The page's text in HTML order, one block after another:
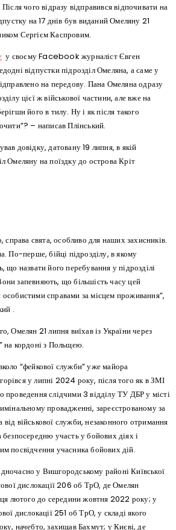
чого відразу відправився відпочивати на
на 17 днів був виданий Омеляну 21
Сергієм Каспровим.
у своєму Facebook журналіст Євген
відпустки підрозділ Омеляна, а саме у
на передову. Пана Омеляна одразу
цієї ж військової частини, але вже на
його в тилу. Ну і як після такого
– написав Плінський.
довідку, датовану 19 липня, в якій
Омеляну на поїздку до острова Кріт
справа свята, особливо для наших захисників.
По-перше, бійці підрозділу, в якому
що назвати його перебування у підрозділі
запевняють, що більшість часу цей
справами за місцем проживання”,
.
Омелян 21 липня виїхав із України через
на кордоні з Польщею.
“фейкової служби” уже майора
у липні 2024 року, після того як в ЗМІ
проведення слідчими 3 відділу ТУ ДБР у місті
провадженні, зареєстрованому за
військової служби, незаконного отримання
безпосередню участь у бойових діях і
посвідчення учасника бойових дій.
у Вишгородському районі Київської
дислокації 206 об ТрО, де Омелян
лютого до середини жовтня 2022 року; у
дислокації 251 об ТрО, у складі якого
начебто, захищав Бахмут; у Києві, де